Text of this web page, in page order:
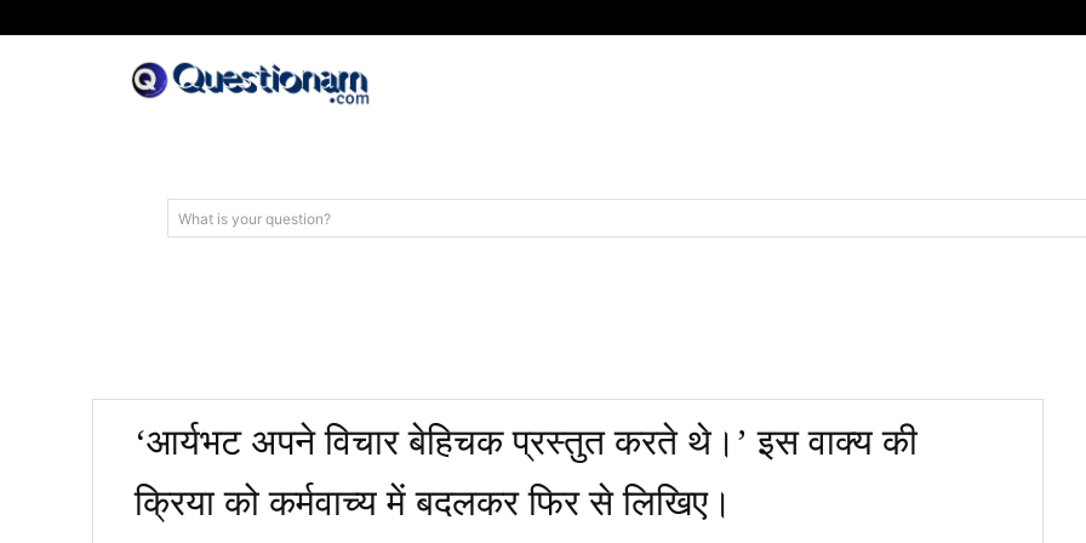
What is your question?
‘आर्यभट अपने विचार बेहिचक प्रस्तुत करते थे।’ इस वाक्य की
क्रिया को कर्मवाच्य में बदलकर फिर से लिखिए​।